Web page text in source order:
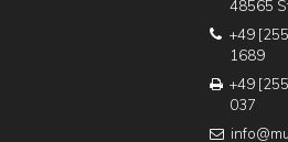
48565
+49
1689
+49
037